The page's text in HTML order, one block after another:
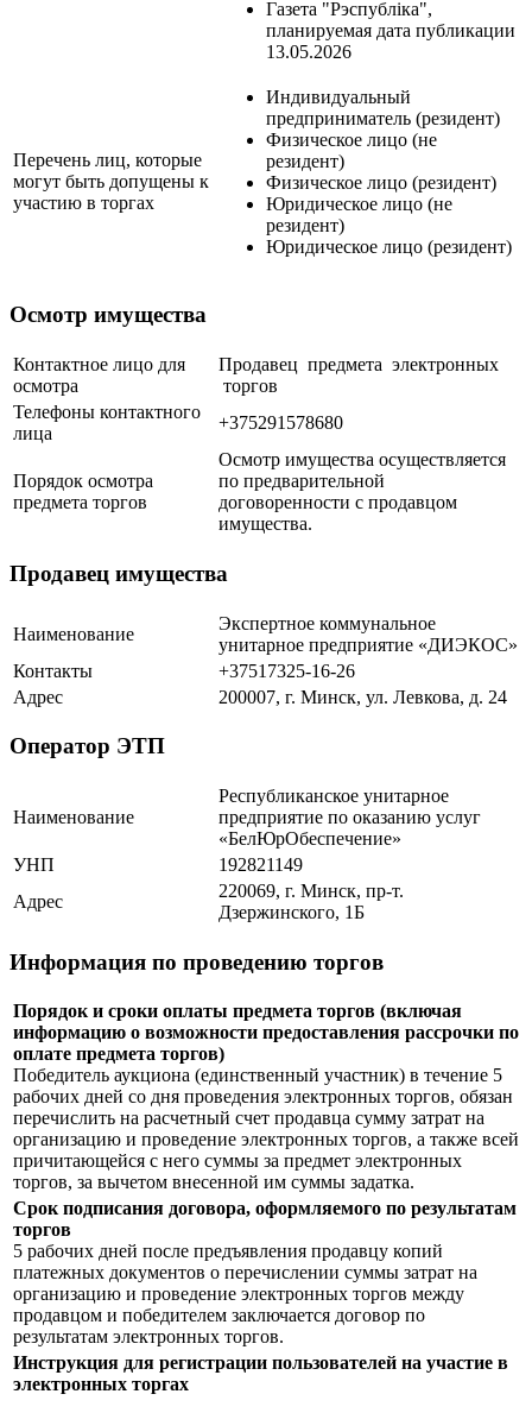
Газета "Рэспубліка",
планируемая дата публикации
13.05.2026
Перечень лиц, которые
могут быть допущены к
участию в торгах
Индивидуальный
предприниматель (резидент)
Физическое лицо (не
резидент)
Физическое лицо (резидент)
Юридическое лицо (не
резидент)
Юридическое лицо (резидент)
Осмотр имущества
Контактное лицо для
осмотра
Продавец предмета электронных
торгов
Телефоны контактного
лица
+375291578680
Порядок осмотра
предмета торгов
Осмотр имущества осуществляется
по предварительной
договоренности с продавцом
имущества.
Продавец имущества
Наименование
Экспертное коммунальное
унитарное предприятие «ДИЭКОС»
Контакты
+37517325-16-26
Адрес
200007, г. Минск, ул. Левкова, д. 24
Оператор ЭТП
Наименование
Республиканское унитарное
предприятие по оказанию услуг
«БелЮрОбеспечение»
УНП
192821149
Адрес
220069, г. Минск, пр-т.
Дзержинского, 1Б
Информация по проведению торгов
Порядок и сроки оплаты предмета торгов (включая
информацию о возможности предоставления рассрочки по
оплате предмета торгов)
Победитель аукциона (единственный участник) в течение 5
рабочих дней со дня проведения электронных торгов, обязан
перечислить на расчетный счет продавца сумму затрат на
организацию и проведение электронных торгов, а также всей
причитающейся с него суммы за предмет электронных
торгов, за вычетом внесенной им суммы задатка.
Срок подписания договора, оформляемого по результатам
торгов
5 рабочих дней после предъявления продавцу копий
платежных документов о перечислении суммы затрат на
организацию и проведение электронных торгов между
продавцом и победителем заключается договор по
результатам электронных торгов.
Инструкция для регистрации пользователей на участие в
электронных торгах